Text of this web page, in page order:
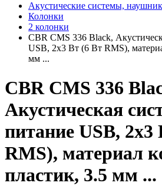
Акустические системы,
Колонки
2 колонки
CBR CMS 336 Black,
USB, 2х3 Вт (6 Вт RMS),
мм ...
CBR CMS 336
Акустическая
питание USB, 2х3
RMS), материал
пластик, 3.5 мм ...